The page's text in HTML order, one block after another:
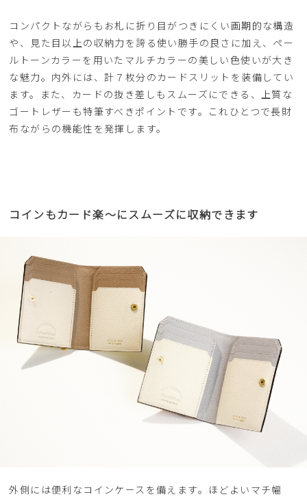
コンパクトながらもお札に折り目がつきにくい画期的な構造
や、見た目以上の収納力を誇る使い勝手の良さに加え、ペー
ルトーンカラーを用いたマルチカラーの美しい色使いが大き
な魅力。内外には、計７枚分のカードスリットを装備してい
ます。また、カードの抜き差しもスムーズにできる、上質な
ゴートレザーも特筆すべきポイントです。これひとつで長財
布ながらの機能性を発揮します。
コインもカード楽〜にスムーズに収納できます
外側には便利なコインケースを備えます。ほどよいマチ幅